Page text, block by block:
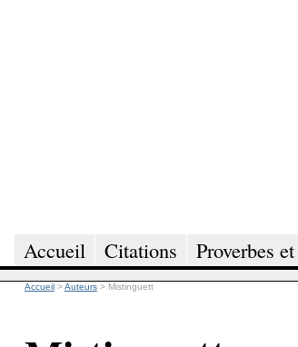
Accueil Citations Proverbes
Accueil >Auteurs > Mistinguett